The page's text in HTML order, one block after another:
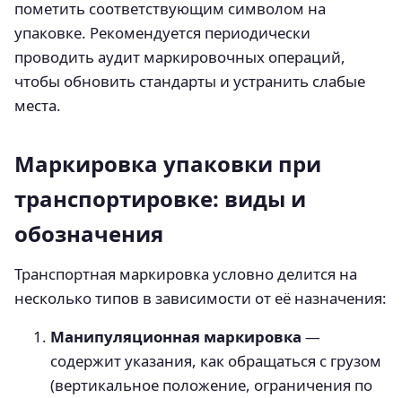
пометить соответствующим символом на
упаковке. Рекомендуется периодически
проводить аудит маркировочных операций,
чтобы обновить стандарты и устранить слабые
места.
Маркировка упаковки при
транспортировке: виды и
обозначения
Транспортная маркировка условно делится на
несколько типов в зависимости от её назначения:
Манипуляционная маркировка —
содержит указания, как обращаться с грузом
(вертикальное положение, ограничения по